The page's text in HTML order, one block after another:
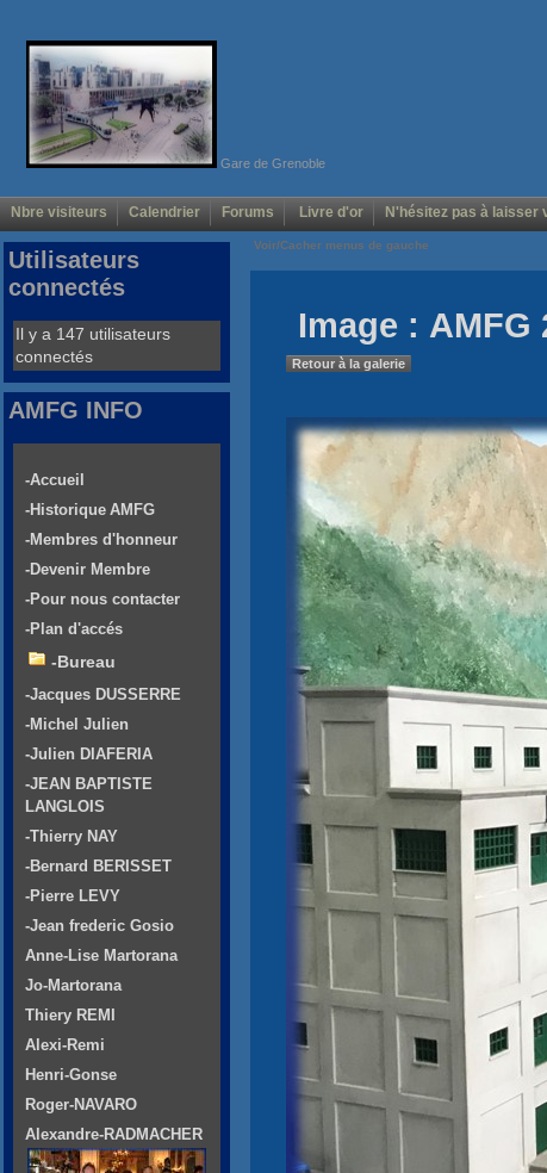
Gare de Grenoble
Nbre visiteurs Calendrier Forums Livre d'or N'hésitez pas à laisser
Voir/Cacher menus de gauche
Image : AMFG
Retour à la galerie
Utilisateurs
connectés
Il y a 147 utilisateurs
connectés
AMFG INFO
-Accueil
-Historique AMFG
-Membres d'honneur
-Devenir Membre
-Pour nous contacter
-Plan d'accés
-Bureau
-Jacques DUSSERRE
-Michel Julien
-Julien DIAFERIA
-JEAN BAPTISTE
LANGLOIS
-Thierry NAY
-Bernard BERISSET
-Pierre LEVY
-Jean frederic Gosio
Anne-Lise Martorana
Jo-Martorana
Thiery REMI
Alexi-Remi
Henri-Gonse
Roger-NAVARO
Alexandre-RADMACHER